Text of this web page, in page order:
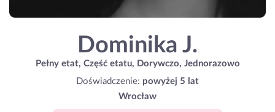
Dominika J.
Pełny etat, Część etatu, Dorywczo, Jednorazowo
Doświadczenie: powyżej 5 lat
Wrocław